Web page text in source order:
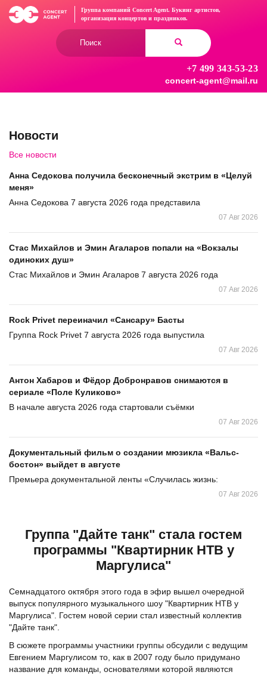
Перейти
Группа компаний Concert Agent. Букинг артистов,
организация концертов и праздников.
+7 499 343-53-23
concert-agent@mail.ru
Новости
Все новости
Анна Седокова получила бесконечный экстрим в «Целуй
меня»
Анна Седокова 7 августа 2026 года представила
07 Авг 2026
Стас Михайлов и Эмин Агаларов попали на «Вокзалы
одиноких душ»
Стас Михайлов и Эмин Агаларов 7 августа 2026 года
07 Авг 2026
Rock Privet переиначил «Сансару» Басты
Группа Rock Privet 7 августа 2026 года выпустила
07 Авг 2026
Антон Хабаров и Фёдор Добронравов снимаются в
сериале «Поле Куликово»
В начале августа 2026 года стартовали съёмки
07 Авг 2026
Документальный фильм о создании мюзикла «Вальс-
бостон» выйдет в августе
Премьера документальной ленты «Случилась жизнь:
07 Авг 2026
Группа "Дайте танк" стала гостем
программы "Квартирник НТВ у
Маргулиса"
Семнадцатого октября этого года в эфир вышел очередной
выпуск популярного музыкального шоу "Квартирник НТВ у
Маргулиса". Гостем новой серии стал известный коллектив
"Дайте танк".
В сюжете программы участники группы обсудили с ведущим
Евгением Маргулисом то, как в 2007 году было придумано
название для команды, основателями которой являются